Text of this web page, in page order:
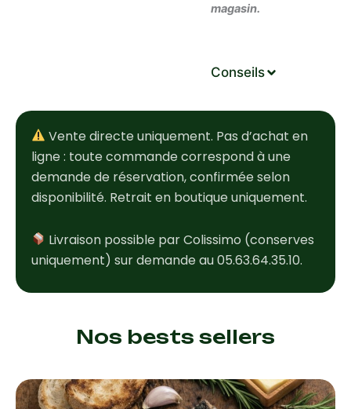
Conseils
magasin.
Vente directe uniquement. Pas d’achat en
ligne : toute commande correspond à une
demande de réservation, confirmée selon
disponibilité. Retrait en boutique uniquement.
Livraison possible par Colissimo (conserves
uniquement) sur demande au 05.63.64.35.10.
Nos bests sellers